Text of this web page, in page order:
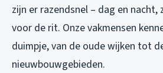
zijn er razendsnel – dag en
voor de rit. Onze vakmensen
duimpje, van de oude wijken tot
nieuwbouwgebieden.